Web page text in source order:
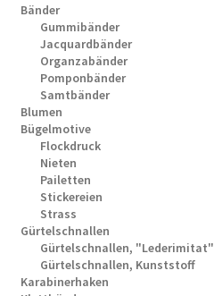
Bänder
Gummibänder
Jacquardbänder
Organzabänder
Pomponbänder
Samtbänder
Blumen
Bügelmotive
Flockdruck
Nieten
Pailetten
Stickereien
Strass
Gürtelschnallen
Gürtelschnallen, "Lederimitat"
Gürtelschnallen, Kunststoff
Karabinerhaken